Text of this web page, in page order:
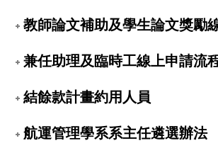
教師論文補助及學生論文獎勵
兼任助理及臨時工線上申請流
結餘款計畫約用人員
航運管理學系系主任遴選辦法